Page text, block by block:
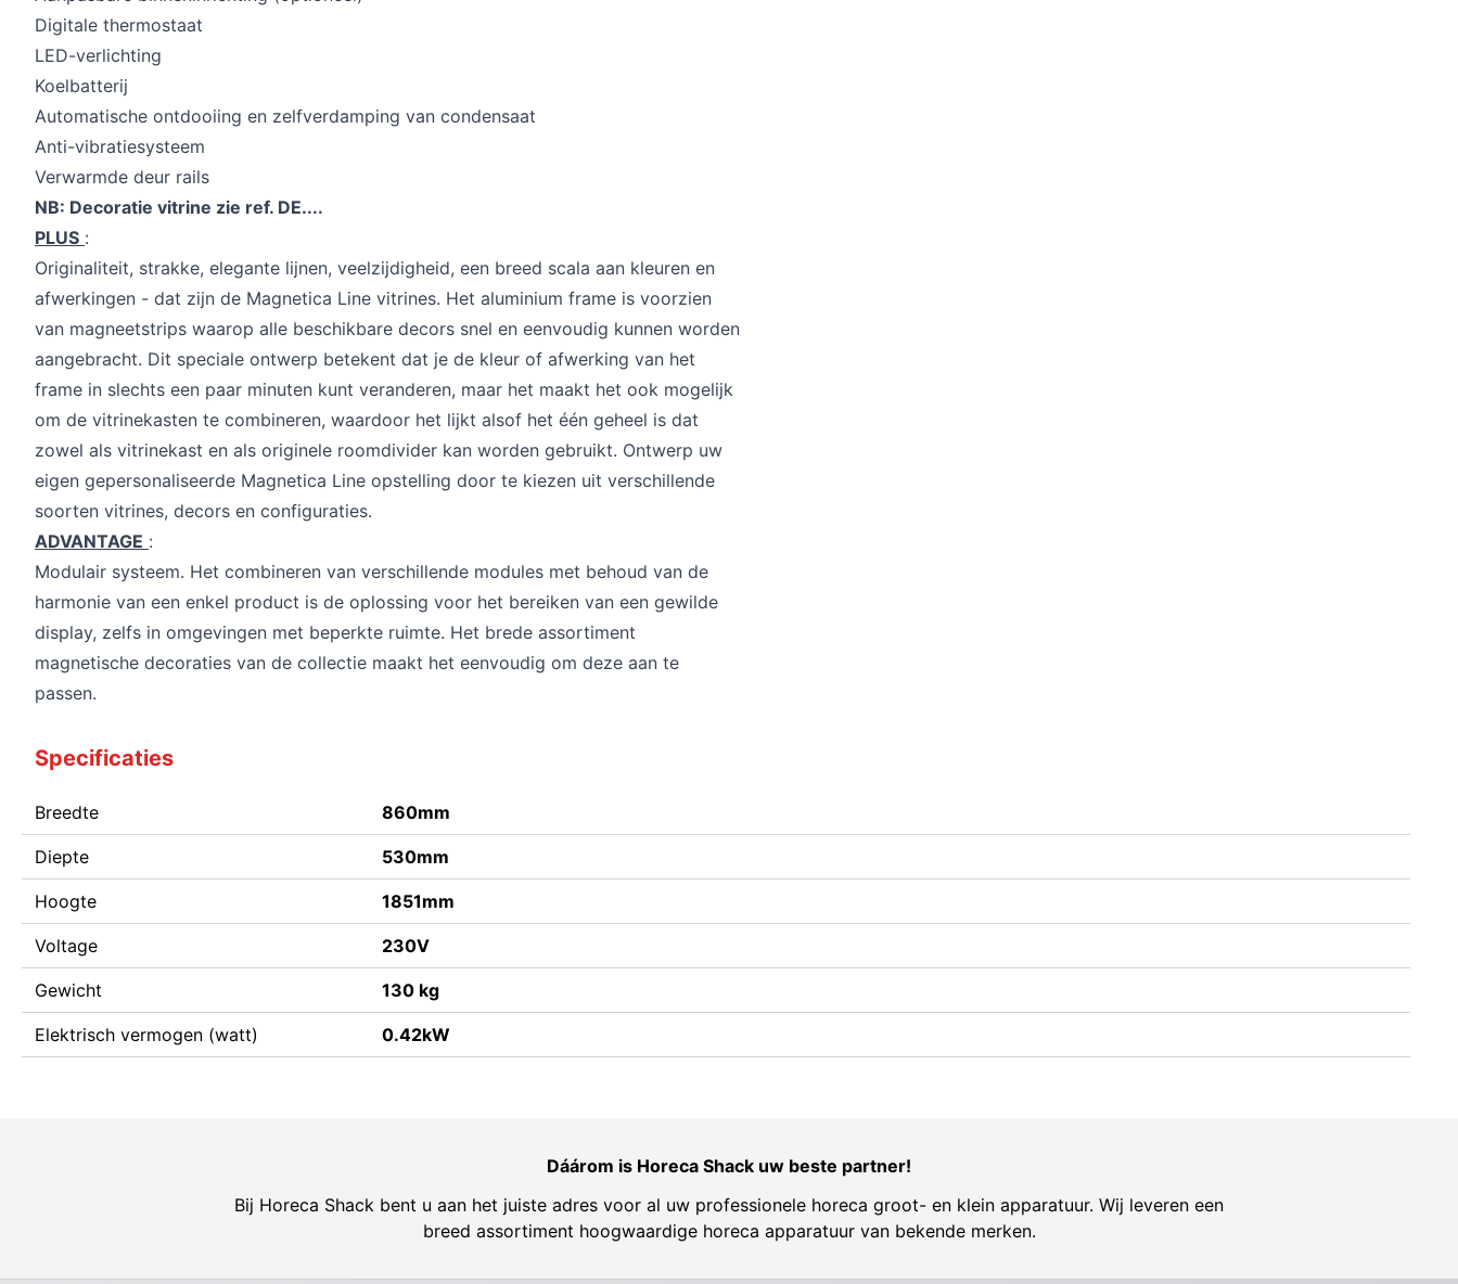
Digitale thermostaat
LED-verlichting
Koelbatterij
Automatische ontdooiing en zelfverdamping van condensaat
Anti-vibratiesysteem
Verwarmde deur rails
NB: Decoratie vitrine zie ref. DE....
PLUS :
Originaliteit, strakke, elegante lijnen, veelzijdigheid, een breed scala aan kleuren en
afwerkingen - dat zijn de Magnetica Line vitrines. Het aluminium frame is voorzien
van magneetstrips waarop alle beschikbare decors snel en eenvoudig kunnen worden
aangebracht. Dit speciale ontwerp betekent dat je de kleur of afwerking van het
frame in slechts een paar minuten kunt veranderen, maar het maakt het ook mogelijk
om de vitrinekasten te combineren, waardoor het lijkt alsof het één geheel is dat
zowel als vitrinekast en als originele roomdivider kan worden gebruikt. Ontwerp uw
eigen gepersonaliseerde Magnetica Line opstelling door te kiezen uit verschillende
soorten vitrines, decors en configuraties.
ADVANTAGE :
Modulair systeem. Het combineren van verschillende modules met behoud van de
harmonie van een enkel product is de oplossing voor het bereiken van een gewilde
display, zelfs in omgevingen met beperkte ruimte. Het brede assortiment
magnetische decoraties van de collectie maakt het eenvoudig om deze aan te
passen.
Specificaties
Breedte 860mm
Diepte 530mm
Hoogte 1851mm
Voltage 230V
Gewicht 130 kg
Elektrisch vermogen (watt) 0.42kW
Dáárom is Horeca Shack uw beste partner!
Bij Horeca Shack bent u aan het juiste adres voor al uw professionele horeca groot- en klein apparatuur. Wij leveren een
breed assortiment hoogwaardige horeca apparatuur van bekende merken.